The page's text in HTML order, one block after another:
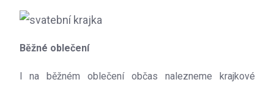
Běžné oblečení
I na běžném oblečení občas nalezneme krajkové